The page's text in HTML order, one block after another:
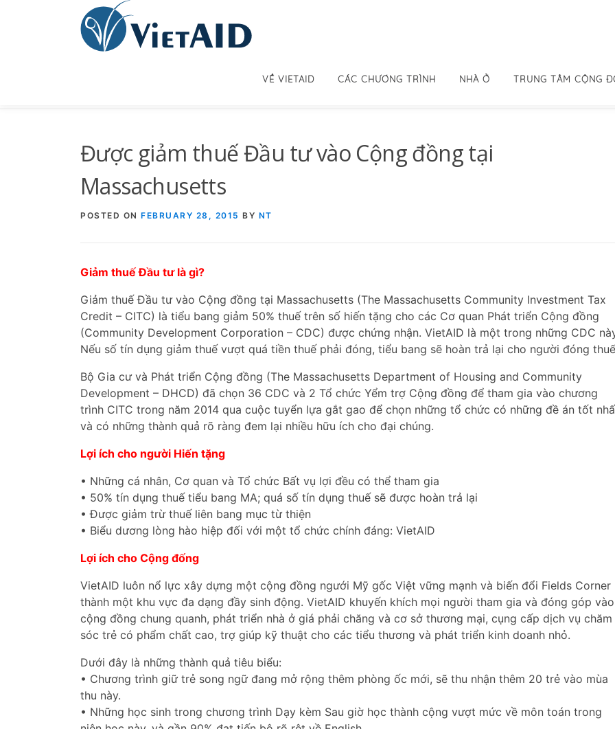
VỀ VIETAID CÁC CHƯƠNG TRÌNH NHÀ Ở TRUNG TÂM CỘNG
Được giảm thuế Đầu tư vào Cộng đồng tại
Massachusetts
POSTED ON FEBRUARY 28, 2015 BY NT
Giảm thuế Đầu tư là gì?
Giảm thuế Đầu tư vào Cộng đồng tại Massachusetts (The Massachusetts Community Investment Tax
Credit – CITC) là tiểu bang giảm 50% thuế trên số hiến tặng cho các Cơ quan Phát triển Cộng đồng
(Community Development Corporation – CDC) được chứng nhận. VietAID là một trong những CDC
Nếu số tín dụng giảm thuế vượt quá tiền thuế phải đóng, tiểu bang sẽ hoàn trả lại cho người đóng
Bộ Gia cư và Phát triển Cộng đồng (The Massachusetts Department of Housing and Community
Development – DHCD) đã chọn 36 CDC và 2 Tổ chức Yểm trợ Cộng đồng để tham gia vào chương
trình CITC trong năm 2014 qua cuộc tuyển lựa gắt gao để chọn những tổ chức có những đề án tốt
và có những thành quả rõ ràng đem lại nhiều hữu ích cho đại chúng.
Lợi ích cho người Hiến tặng
• Những cá nhân, Cơ quan và Tổ chức Bất vụ lợi đều có thể tham gia
• 50% tín dụng thuế tiểu bang MA; quá số tín dụng thuế sẽ được hoàn trả lại
• Được giảm trừ thuế liên bang mục từ thiện
• Biểu dương lòng hào hiệp đối với một tổ chức chính đáng: VietAID
Lợi ích cho Cộng đống
VietAID luôn nổ lực xây dựng một cộng đồng ngưới Mỹ gốc Việt vững mạnh và biến đổi Fields Corner
thành một khu vực đa dạng đầy sinh động. VietAID khuyến khích mọi người tham gia và đóng góp vào
cộng đồng chung quanh, phát triển nhà ở giá phải chăng và cơ sở thương mại, cụng cấp dịch vụ chăm
sóc trẻ có phẩm chất cao, trợ giúp kỹ thuật cho các tiểu thương và phát triển kinh doanh nhỏ.
Dưới đây là những thành quả tiêu biểu:
• Chương trình giữ trẻ song ngữ đang mở rộng thêm phòng ốc mới, sẽ thu nhận thêm 20 trẻ vào mùa
thu này.
• Những học sinh trong chương trình Dạy kèm Sau giờ học thành cộng vượt mức về môn toán trong